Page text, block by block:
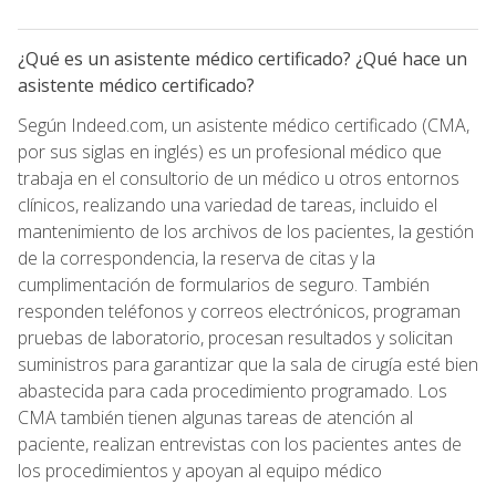
¿Qué es un asistente médico certificado? ¿Qué hace un
asistente médico certificado?
Según Indeed.com, un asistente médico certificado (CMA,
por sus siglas en inglés) es un profesional médico que
trabaja en el consultorio de un médico u otros entornos
clínicos, realizando una variedad de tareas, incluido el
mantenimiento de los archivos de los pacientes, la gestión
de la correspondencia, la reserva de citas y la
cumplimentación de formularios de seguro. También
responden teléfonos y correos electrónicos, programan
pruebas de laboratorio, procesan resultados y solicitan
suministros para garantizar que la sala de cirugía esté bien
abastecida para cada procedimiento programado. Los
CMA también tienen algunas tareas de atención al
paciente, realizan entrevistas con los pacientes antes de
los procedimientos y apoyan al equipo médico